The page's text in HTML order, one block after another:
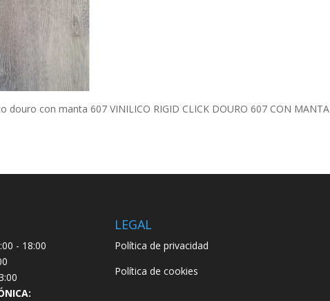
douro con manta 607 VINILICO RIGID CLICK DOURO 607 CON MANTA
- 18:00
LEGAL
Política de privacidad
Política de cookies